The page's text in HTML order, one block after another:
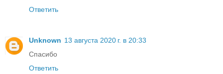
Ответить
Unknown 13 августа 2020 г. в 20:33
Спасибо
Ответить